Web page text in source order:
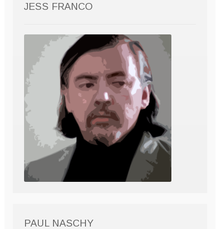
JESS FRANCO
PAUL NASCHY